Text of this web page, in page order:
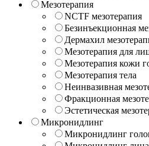
Мезотерапия
NCTF мезотерапия
Безинъекционная
Дермахил
Мезотерапия для
Мезотерапия кожи
Мезотерапия тела
Неинвазивная
Фракционная
Эстетическая
Микронидлинг
Микронидлинг